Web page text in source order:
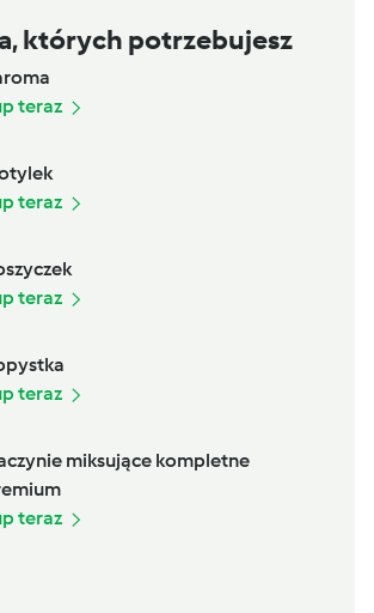
których potrzebujesz
teraz
teraz
teraz
teraz
miksujące kompletne
teraz